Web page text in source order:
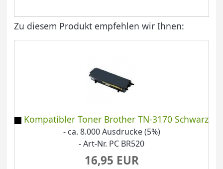
Zu diesem Produkt empfehlen wir Ihnen:
Kompatibler Toner Brother TN-3170 Schwarz
- ca. 8.000 Ausdrucke (5%)
- Art-Nr. PC BR520
16,95 EUR